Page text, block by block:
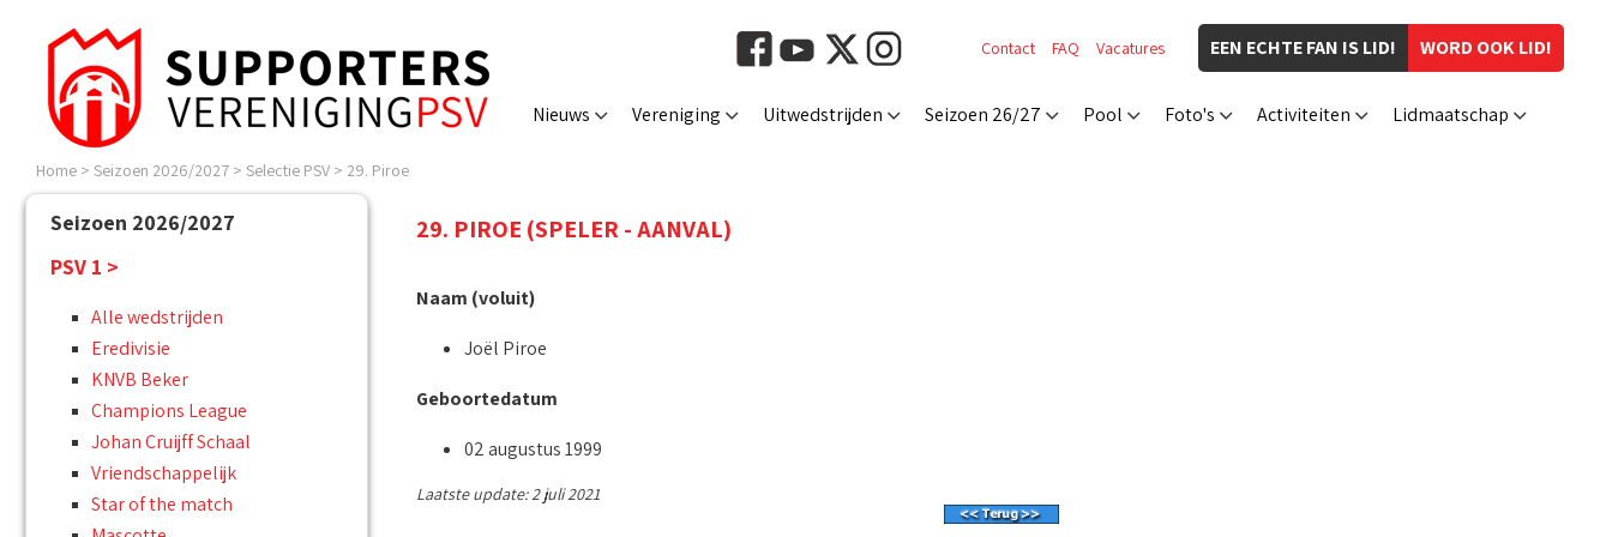
WORD OOK LID!
EEN ECHTE FAN IS LID!
Contact FAQ Vacatures
Nieuws Vereniging Uitwedstrijden Seizoen 26/27 Pool Foto's Activiteiten Lidmaatschap
Home > Seizoen 2026/2027 > Selectie PSV > 29. Piroe
Seizoen 2026/2027
PSV 1 >
Alle wedstrijden
Eredivisie
KNVB Beker
Champions League
Johan Cruijff Schaal
Vriendschappelijk
Star of the match
29. PIROE (SPELER - AANVAL)
Naam (voluit)
Joël Piroe
Geboortedatum
02 augustus 1999
Laatste update: 2 juli 2021